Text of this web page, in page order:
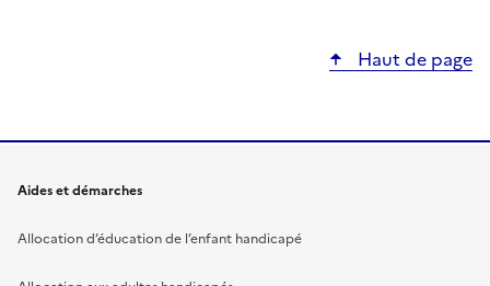
Haut de page
Aides et démarches
Allocation d’éducation de l’enfant handicapé